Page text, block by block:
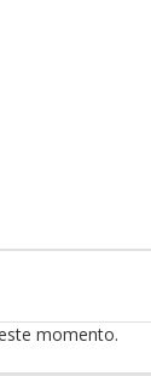
momento.